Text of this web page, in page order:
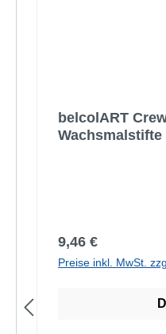
belcolART
Regulärer Preis:
9,46 €
Preise inkl. MwSt.